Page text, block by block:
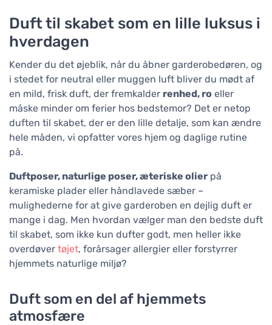
Duft til skabet som en lille luksus i
hverdagen
Kender du det øjeblik, når du åbner garderobedøren, og
i stedet for neutral eller muggen luft bliver du mødt af
en mild, frisk duft, der fremkalder renhed, ro eller
måske minder om ferier hos bedstemor? Det er netop
duften til skabet, der er den lille detalje, som kan ændre
hele måden, vi opfatter vores hjem og daglige rutine
på.
Duftposer, naturlige poser, æteriske olier på
keramiske plader eller håndlavede sæber –
mulighederne for at give garderoben en dejlig duft er
mange i dag. Men hvordan vælger man den bedste duft
til skabet, som ikke kun dufter godt, men heller ikke
overdøver tøjet, forårsager allergier eller forstyrrer
hjemmets naturlige miljø?
Duft som en del af hjemmets
atmosfære